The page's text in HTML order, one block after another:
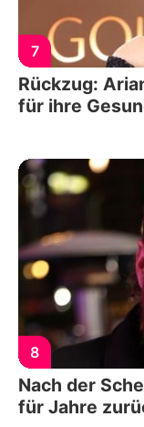
7
Rückzug:
für ihre
8
Nach der
für Jahre